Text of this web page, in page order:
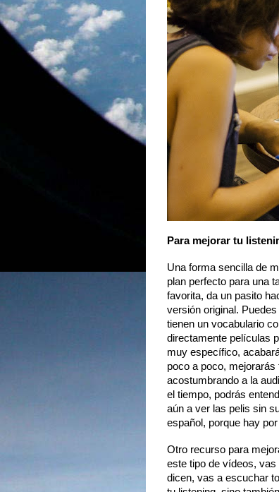
Para mejorar tu
Una forma sencilla de
plan perfecto para una
favorita, da un pasito
versión original.
tienen un vocabulario
directamente películas
muy específico,
poco a poco, mejorarás
acostumbrando a la
el tiempo, podrás
aún a ver las pelis sin
español, porque hay
Otro recurso para
este tipo de vídeos,
dicen, vas a escuchar